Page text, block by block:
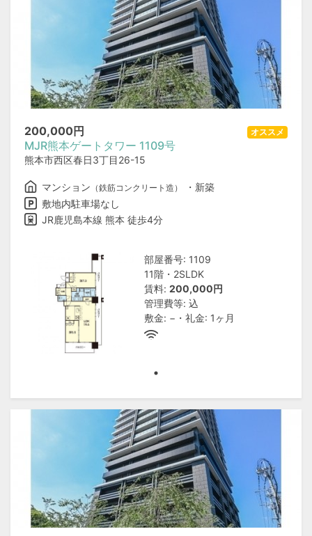
200,000円
MJR熊本ゲートタワー 1109号
熊本市西区春日3丁目26-15
オススメ
マンション （鉄筋コンクリート造）
・新築
敷地内駐車場なし
JR鹿児島本線 熊本 徒歩4分
部屋番号: 1109
11階・2SLDK
賃料: 200,000円
管理費等: 込
敷金: −・礼金: 1ヶ月